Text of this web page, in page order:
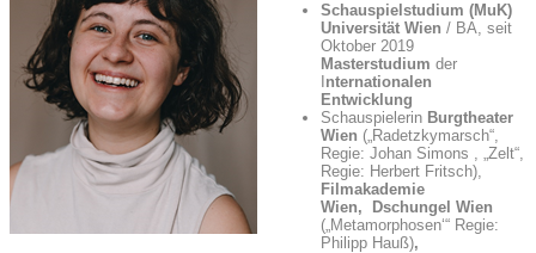
Schauspielstudium (MuK)
Universität Wien / BA, seit
Oktober 2019
Masterstudium der
nternationalen
Entwicklung
Schauspielerin Burgtheater
Wien („Radetzkymarsch“,
Regie: Johan Simons , „Zelt“,
Regie: Herbert Fritsch),
Filmakademie
Wien, Dschungel Wien
(„Metamorphosen‘“ Regie:
Philipp Hauß),